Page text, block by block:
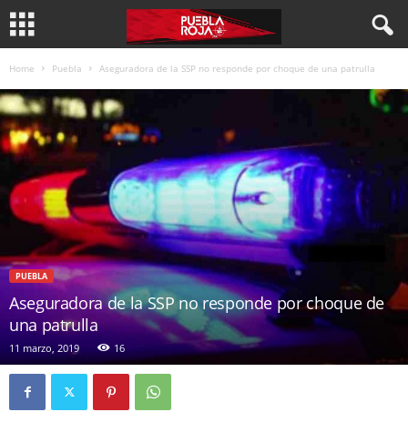
Home Puebla Aseguradora de la SSP no responde por choque de una patrulla
PUEBLA
Aseguradora de la SSP no responde por choque de
una patrulla
11 marzo, 2019 16